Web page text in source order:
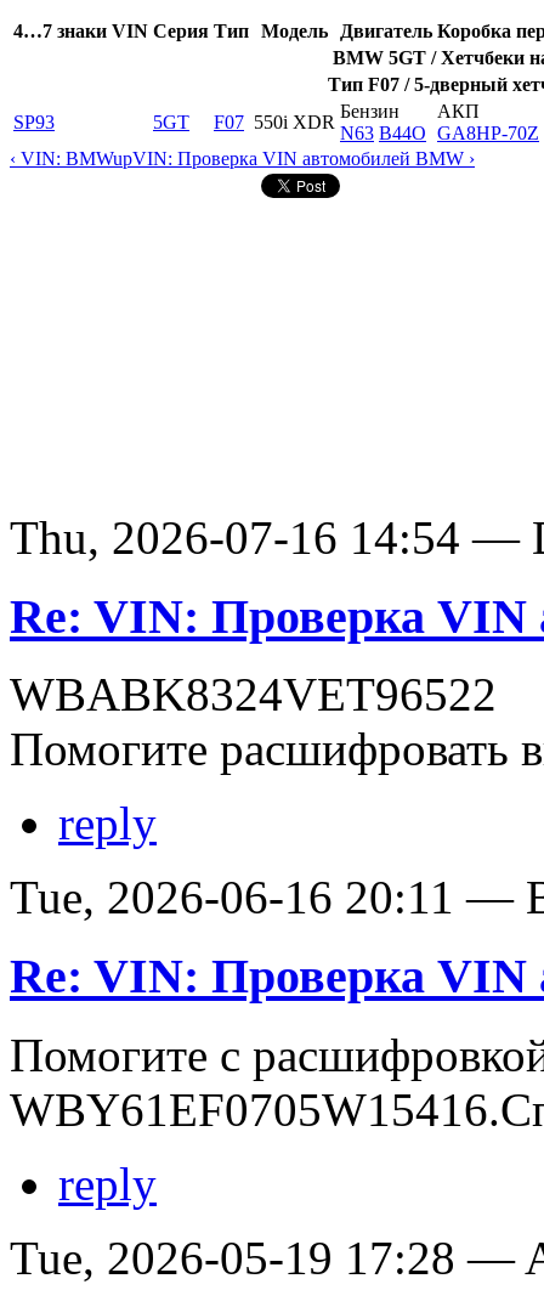
4…7 знаки VIN Серия Тип Модель Двигатель Коробка
BMW 5GT / Хетчбеки
Тип F07 / 5-дверный
SP93
5GT F07 550i XDR
Бензин
N63 B44O
АКП
GA8HP-70Z
‹ VIN: BMWupVIN: Проверка VIN автомобилей BMW ›
Thu, 2026-07-16 14:54 —
Re: VIN: Проверка VIN
WBABK8324VET96522
Помогите расшифровать
reply
Tue, 2026-06-16 20:11 —
Re: VIN: Проверка VIN
Помогите с
reply
Tue, 2026-05-19 17:28 —